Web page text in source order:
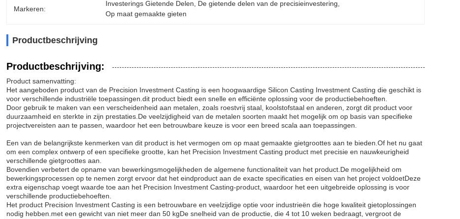
Markeren:
Investerings Gietende Delen De gietende delen van de precisieinvestering
Op maat gemaakte gieten
Productbeschrijving
Productbeschrijving:
Product samenvatting:
Het aangeboden product van de Precision Investment Casting is een hoogwaardige Silicon Casting Investment Casting die geschikt is
voor verschillende industriële toepassingen.dit product biedt een snelle en efficiënte oplossing voor de productiebehoeften.
Door gebruik te maken van een verscheidenheid aan metalen, zoals roestvrij staal, koolstofstaal en anderen, zorgt dit product voor
duurzaamheid en sterkte in zijn prestaties.De veelzijdigheid van de metalen soorten maakt het mogelijk om op basis van specifieke
projectvereisten aan te passen, waardoor het een betrouwbare keuze is voor een breed scala aan toepassingen.
Een van de belangrijkste kenmerken van dit product is het vermogen om op maat gemaakte gietgroottes aan te bieden.Of het nu gaat
om een complex ontwerp of een specifieke grootte, kan het Precision Investment Casting product met precisie en nauwkeurigheid
verschillende gietgroottes aan.
Bovendien verbetert de opname van bewerkingsmogelijkheden de algemene functionaliteit van het product.De mogelijkheid om
bewerkingsprocessen op te nemen zorgt ervoor dat het eindproduct aan de exacte specificaties en eisen van het project voldoetDeze
extra eigenschap voegt waarde toe aan het Precision Investment Casting-product, waardoor het een uitgebreide oplossing is voor
verschillende productiebehoeften.
Het product Precision Investment Casting is een betrouwbare en veelzijdige optie voor industrieën die hoge kwaliteit gietoplossingen
nodig hebben.met een gewicht van niet meer dan 50 kgDe snelheid van de productie, die 4 tot 10 weken bedraagt, vergroot de